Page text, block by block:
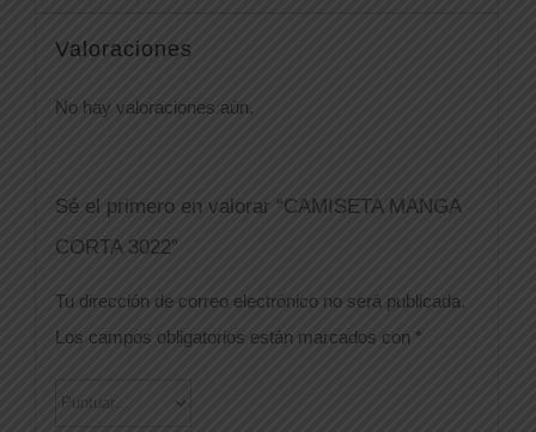
Valoraciones
No hay valoraciones aún.
Sé el primero en valorar “CAMISETA MANGA
CORTA 3022”
Tu dirección de correo electrónico no será publicada.
Los campos obligatorios están marcados con *